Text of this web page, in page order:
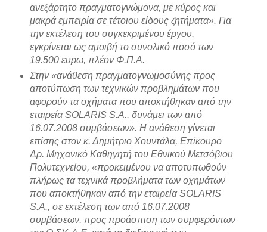
ανεξάρτητο πραγματογνώμονα, με κύρος και
μακρά εμπειρία σε τέτοιου είδους ζητήματα». Για
την εκτέλεση του συγκεκριμένου έργου,
εγκρίνεται ως αμοιβή το συνολικό ποσό των
19.500 ευρω, πλέον Φ.Π.Α.
Στην «ανάθεση πραγματογνωμοσύνης προς
αποτύπωση των τεχνικών προβλημάτων που
αφορούν τα οχήματα που αποκτήθηκαν από την
εταιρεία SOLARIS S.A., δυνάμει των από
16.07.2008 συμβάσεων». Η ανάθεση γίνεται
επίσης στον κ. Δημήτριο Χουντάλα, Επίκουρο
Δρ. Μηχανικό Καθηγητή του Εθνικού Μετσόβιου
Πολυτεχνείου, «προκειμένου να αποτυπωθούν
πλήρως τα τεχνικά προβλήματα των οχημάτων
που αποκτήθηκαν από την εταιρεία SOLARIS
S.A., σε εκτέλεση των από 16.07.2008
συμβάσεων, προς προάσπιση των συμφερόντων